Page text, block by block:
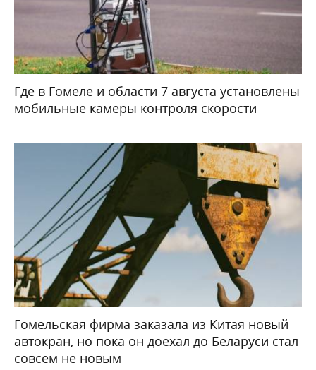
Где в Гомеле и области 7 августа установлены
мобильные камеры контроля скорости
Гомельская фирма заказала из Китая новый
автокран, но пока он доехал до Беларуси стал
совсем не новым